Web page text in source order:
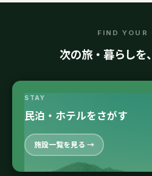
FIND YOUR
次の旅・暮らしを
STAY
民泊・ホテルをさがす
施設一覧を見る →